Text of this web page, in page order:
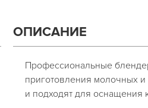
ОПИСАНИЕ
Профессиональные
приготовления молочных
и подходят для оснащения